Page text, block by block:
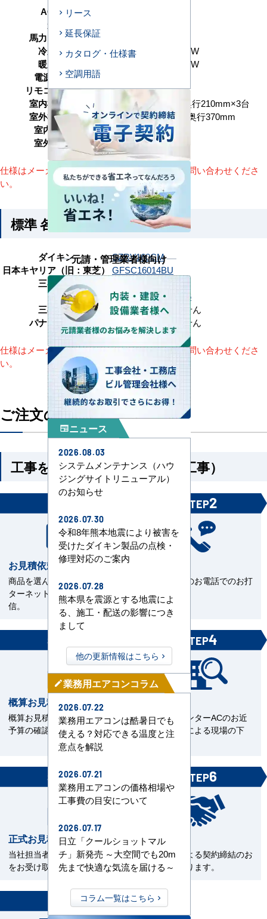
AC型番
形状
馬力（能力）
冷房能力
14.0（2.6～16.0） kW
暖房能力
14.0（2.7～18.0） kW
電源タイプ
リモコンタイプ
本体内蔵
室内機サイズ
高さ1750×幅600×奥行210mm×3台
室外機サイズ
高さ1050×幅1010×奥行370mm
室内機重量
45(kg)×3台
室外機重量
79kg
仕様はメーカーによって異なります。詳細はお問い合わせくださ
い。
標準 各メーカーの参考型番
ダイキン
SZRV160CM
日本キヤリア（旧：東芝）
GFSC16014BU
三菱電機
PSZT-ERMP160K6
日立
RPV-GP160RSHG6
三菱重工
該当機種がありません
パナソニック
該当機種がありません
仕様はメーカーによって異なります。詳細はお問い合わせくださ
い。
ご注文の流れ
工事を依頼される方（機器＋工事）
お見積依頼
商品を選んで見積依頼をイン
ターネットまたはFAXで送
信。
STEP2
当社担当とのお電話でのお打
合せ。
STEP
概算お見積書を確認
概算お見積をご覧いただきご
予算の確認。
STEP4
エアコンセンターACのお近
くの直工店による現場の下
見。
STEP5
正式お見積書の確認
当社担当者から正式お見積書
をお受け取下さい。
STEP6
ご契約
電子契約による契約締結のお
手続きとなります。
リース
延長保証
カタログ・仕様書
空調用語
元請・管理業者様向け
newspaperニュース
2026.08.03
システムメンテナンス（ハウ
ジングサイトリニューアル）
のお知らせ
2026.07.30
令和8年熊本地震により被害を
受けたダイキン製品の点検・
修理対応のご案内
2026.07.28
熊本県を震源とする地震によ
る、施工・配送の影響につき
まして
他の更新情報はこちら
mode_edit業務用エアコンコラム
2026.07.22
業務用エアコンは酷暑日でも
使える？対応できる温度と注
意点を解説
2026.07.21
業務用エアコンの価格相場や
工事費の目安について
2026.07.17
日立「クールショットマル
チ」新発売 ～大空間でも20m
先まで快適な気流を届ける～
コラム一覧はこちら